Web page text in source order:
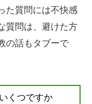
た質問には不快感
質問は、避けた方
の話もタブーで
くつですか